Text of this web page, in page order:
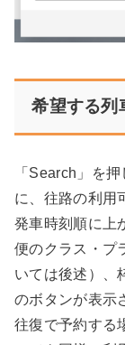
希望する列
「Search」を
に、往路の利用
発車時刻順に上
便のクラス・プ
いては後述）、
のボタンが表示
往復で予約する